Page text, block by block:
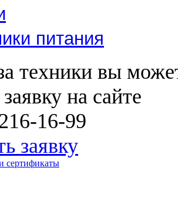
питания
техники вы
на сайте
16-99
заявку
сертификаты